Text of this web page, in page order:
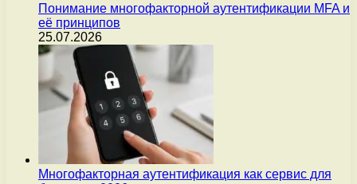
Понимание многофакторной аутентификации MFA и
её принципов
25.07.2026
Многофакторная аутентификация как сервис для